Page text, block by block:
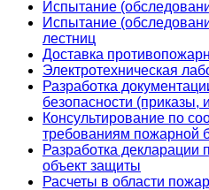
Испытание
Испытание
лестниц
Доставка
Электротехническая
Разработка
безопасности (приказы,
Консультирование по
требованиям пожарной
Разработка декларации
объект защиты
Расчеты в области